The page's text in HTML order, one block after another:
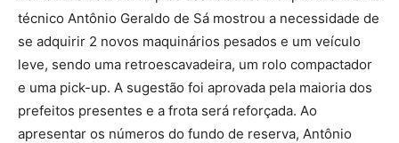
técnico Antônio Geraldo de Sá mostrou a necessidade de
se adquirir 2 novos maquinários pesados e um veículo
leve, sendo uma retroescavadeira, um rolo compactador
e uma pick-up. A sugestão foi aprovada pela maioria dos
prefeitos presentes e a frota será reforçada. Ao
apresentar os números do fundo de reserva, Antônio